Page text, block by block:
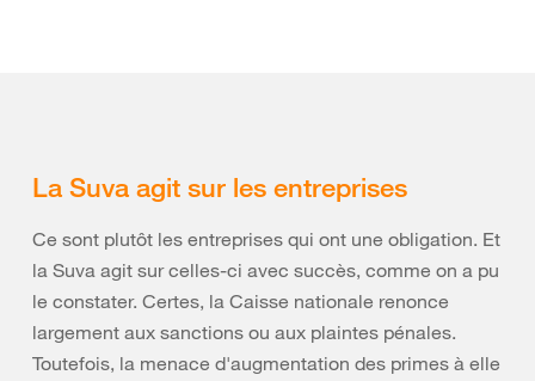
La Suva agit sur les entreprises
Ce sont plutôt les entreprises qui ont une obligation. Et
la Suva agit sur celles-ci avec succès, comme on a pu
le constater. Certes, la Caisse nationale renonce
largement aux sanctions ou aux plaintes pénales.
Toutefois, la menace d'augmentation des primes à elle